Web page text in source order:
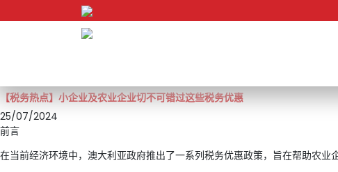
【税务热点】小企业及农业企业切不可错过这些税务优惠
25/07/2024
前言
在当前经济环境中，澳大利亚政府推出了一系列税务优惠政策，旨在帮助农业